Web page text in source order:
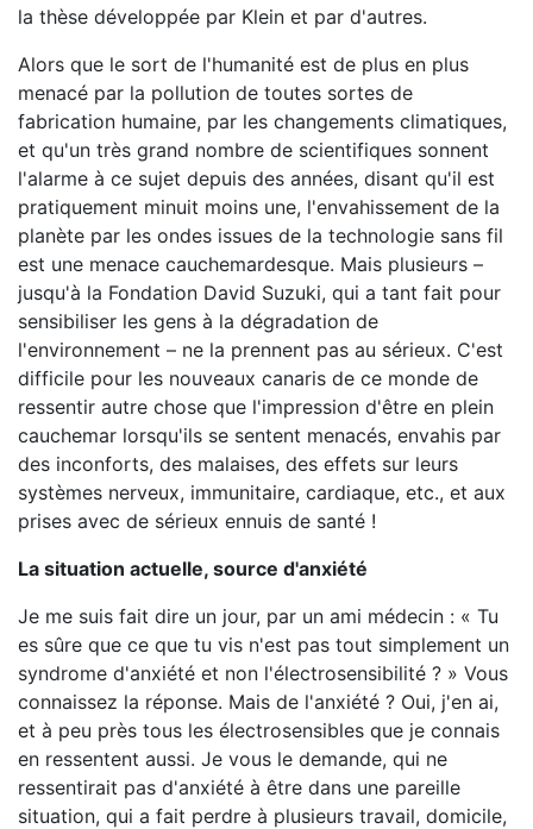
la thèse développée par Klein et par d'autres.
Alors que le sort de l'humanité est de plus en plus
menacé par la pollution de toutes sortes de
fabrication humaine, par les changements climatiques,
et qu'un très grand nombre de scientifiques sonnent
l'alarme à ce sujet depuis des années, disant qu'il est
pratiquement minuit moins une, l'envahissement de la
planète par les ondes issues de la technologie sans fil
est une menace cauchemardesque. Mais plusieurs –
jusqu'à la Fondation David Suzuki, qui a tant fait pour
sensibiliser les gens à la dégradation de
l'environnement – ne la prennent pas au sérieux. C'est
difficile pour les nouveaux canaris de ce monde de
ressentir autre chose que l'impression d'être en plein
cauchemar lorsqu'ils se sentent menacés, envahis par
des inconforts, des malaises, des effets sur leurs
systèmes nerveux, immunitaire, cardiaque, etc., et aux
prises avec de sérieux ennuis de santé !
La situation actuelle, source d'anxiété
Je me suis fait dire un jour, par un ami médecin : « Tu
es sûre que ce que tu vis n'est pas tout simplement un
syndrome d'anxiété et non l'électrosensibilité ? » Vous
connaissez la réponse. Mais de l'anxiété ? Oui, j'en ai,
et à peu près tous les électrosensibles que je connais
en ressentent aussi. Je vous le demande, qui ne
ressentirait pas d'anxiété à être dans une pareille
situation, qui a fait perdre à plusieurs travail, domicile,